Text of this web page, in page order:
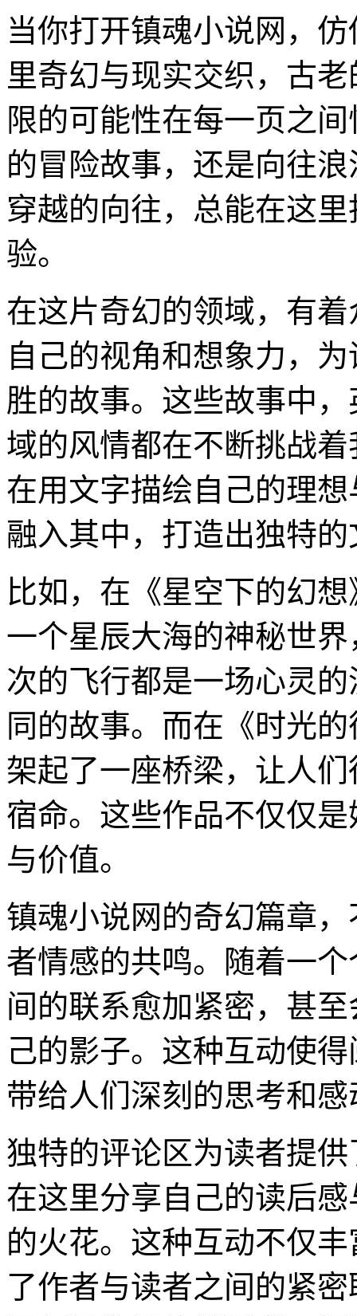
当你打开镇魂小说网，
里奇幻与现实交织，古
限的可能性在每一页之
的冒险故事，还是向往
穿越的向往，总能在这
验。
在这片奇幻的领域，有
自己的视角和想象力，
胜的故事。这些故事中
域的风情都在不断挑战
在用文字描绘自己的理
融入其中，打造出独特
比如，在《星空下的幻
一个星辰大海的神秘世
次的飞行都是一场心灵
同的故事。而在《时光
架起了一座桥梁，让人
宿命。这些作品不仅仅
与价值。
镇魂小说网的奇幻篇章
者情感的共鸣。随着一
间的联系愈加紧密，甚
己的影子。这种互动使
带给人们深刻的思考和感
独特的评论区为读者提
在这里分享自己的读后
的火花。这种互动不仅
了作者与读者之间的紧